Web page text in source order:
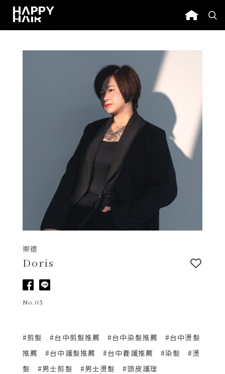
崇德
Doris
No.03
#剪髮 #台中剪髮推薦 #台中染髮推薦
#台中燙髮
推薦
#台中護髮推薦 #台中養護推薦 #染髮
#燙
髮
#男士剪髮 #男士燙髮 #頭皮護理